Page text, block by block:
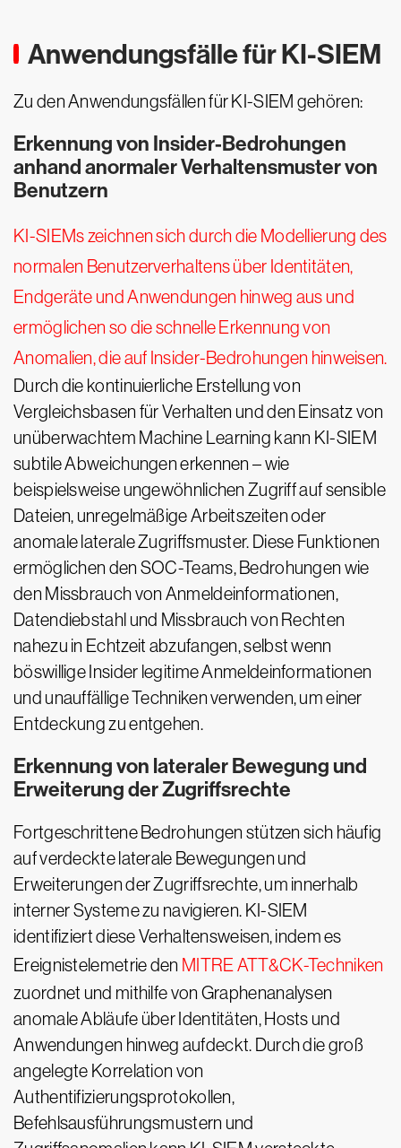
Anwendungsfälle für KI-SIEM
Zu den Anwendungsfällen für KI-SIEM gehören:
Erkennung von Insider-Bedrohungen
anhand anormaler Verhaltensmuster von
Benutzern
KI-SIEMs zeichnen sich durch die Modellierung des
normalen Benutzerverhaltens über Identitäten,
Endgeräte und Anwendungen hinweg aus und
ermöglichen so die schnelle Erkennung von
Anomalien, die auf Insider-Bedrohungen hinweisen.
Durch die kontinuierliche Erstellung von
Vergleichsbasen für Verhalten und den Einsatz von
unüberwachtem Machine Learning kann KI-SIEM
subtile Abweichungen erkennen – wie
beispielsweise ungewöhnlichen Zugriff auf sensible
Dateien, unregelmäßige Arbeitszeiten oder
anomale laterale Zugriffsmuster. Diese Funktionen
ermöglichen den SOC-Teams, Bedrohungen wie
den Missbrauch von Anmeldeinformationen,
Datendiebstahl und Missbrauch von Rechten
nahezu in Echtzeit abzufangen, selbst wenn
böswillige Insider legitime Anmeldeinformationen
und unauffällige Techniken verwenden, um einer
Entdeckung zu entgehen.
Erkennung von lateraler Bewegung und
Erweiterung der Zugriffsrechte
Fortgeschrittene Bedrohungen stützen sich häufig
auf verdeckte laterale Bewegungen und
Erweiterungen der Zugriffsrechte, um innerhalb
interner Systeme zu navigieren. KI-SIEM
identifiziert diese Verhaltensweisen, indem es
Ereignistelemetrie den MITRE ATT&CK-Techniken
zuordnet und mithilfe von Graphenanalysen
anomale Abläufe über Identitäten, Hosts und
Anwendungen hinweg aufdeckt. Durch die groß
angelegte Korrelation von
Authentifizierungsprotokollen,
Befehlsausführungsmustern und